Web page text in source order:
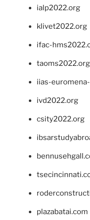
ialp2022.org
klivet2022.org
ifac-
taoms2022.org
iias-
ivd2022.org
csity2022.org
plazabatai.com